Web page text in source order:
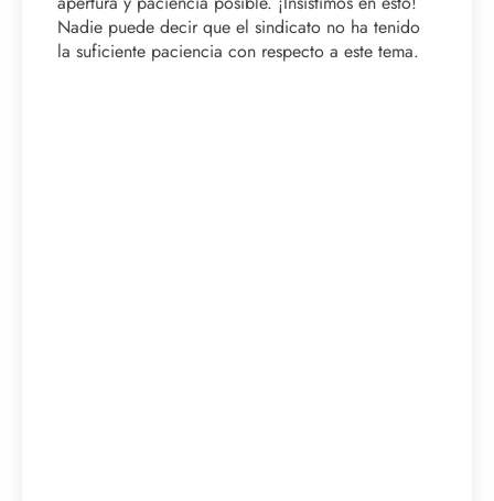
Nadie puede decir que el sindicato no ha tenido
la suficiente paciencia con respecto a este tema.